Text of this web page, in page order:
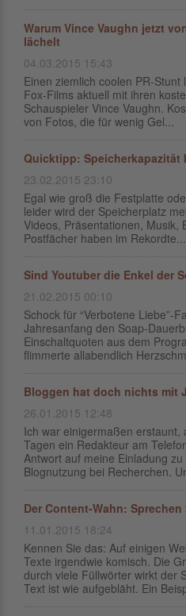
Warum Vince Vaughn jetzt
lächelt
04.03.2015 15:43
Einen ziemlich coolen PR-
Fox-Films aktuell mit ihren
Schauspieler Vince Vaughn.
von Fotos, die für wenig Gel...
Quicktipp: Speicherkapazität
23.02.2015 23:10
Egal wie groß die Festplatte
leider wird der Speicherplatz
Videos, Präsentationen, Musik,
Postfächer haben im Rekordte...
Sind Youtuber die Enkel der
21.02.2015 00:10
Schock für “Verbotene Liebe”-
Jahresanfang den Soap-
Einschaltquoten aus dem
flimmerte allabendlich
Bloggen hat doch nichts mit
26.01.2015 12:48
Ich war einigermaßen erstaunt,
Tagen ein Redakteur am
Antwort auf meine Einladung
Blognutzung bei Recherchen.
Der Content-Wahn: Sprechen
11.01.2015 18:24
Kennen Sie das: Auf einigen
Texte irgendwie komisch. Die
durch viele Füllwörter wirkt der
Text ist wie aufgebläht. Ein